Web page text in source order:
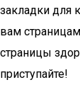
закладки для
вам
страницы
приступайте!